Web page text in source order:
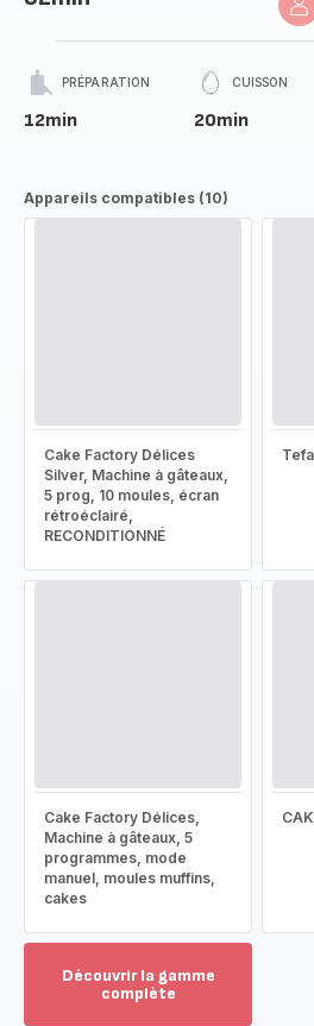
PRÉPARATION
12min
CUISSON
20min
Appareils compatibles (10)
Cake Factory Délices
Silver, Machine à gâteaux,
5 prog, 10 moules, écran
rétroéclairé,
RECONDITIONNÉ
Cake Factory Délices,
Machine à gâteaux, 5
programmes, mode
manuel, moules muffins,
cakes
Découvrir la gamme
complète